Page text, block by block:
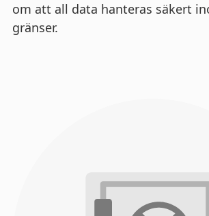
om att all data hanteras säkert
gränser.